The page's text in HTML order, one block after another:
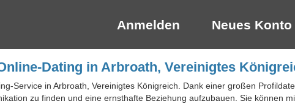
Anmelden Neues
Dating in Arbroath, Vereinigtes
Service in Arbroath, Vereinigtes Königreich. Dank einer großen
zu finden und eine ernsthafte Beziehung aufzubauen. Sie können